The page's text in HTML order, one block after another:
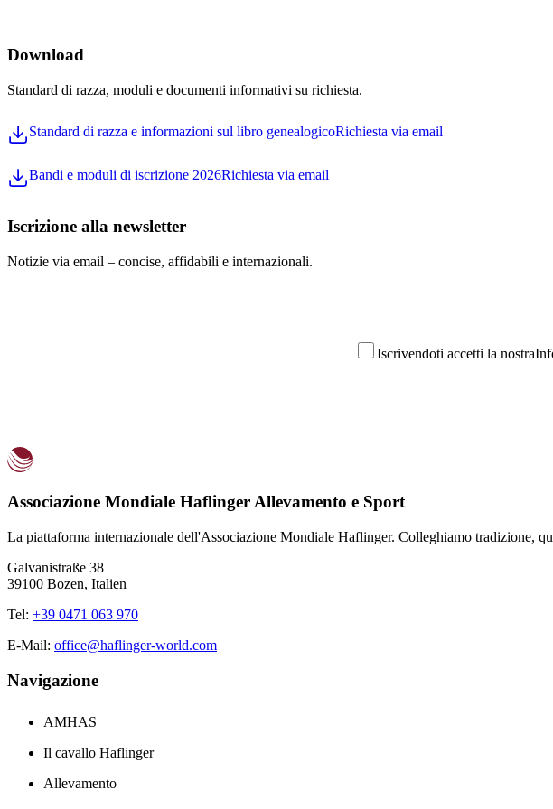
Download
Standard di razza, moduli e documenti informativi su richiesta.
Standard di razza e informazioni sul libro genealogicoRichiesta via email
Bandi e moduli di iscrizione 2026Richiesta via email
Iscrizione alla newsletter
Notizie via email – concise, affidabili e internazionali.
Iscrivendoti accetti la nostra
Associazione Mondiale Haflinger Allevamento e Sport
La piattaforma internazionale dell'Associazione Mondiale Haflinger. Colleghiamo tradizione,
Galvanistraße 38
39100 Bozen, Italien
Tel: +39 0471 063 970
E-Mail: office@haflinger-world.com
Navigazione
AMHAS
Il cavallo Haflinger
Allevamento